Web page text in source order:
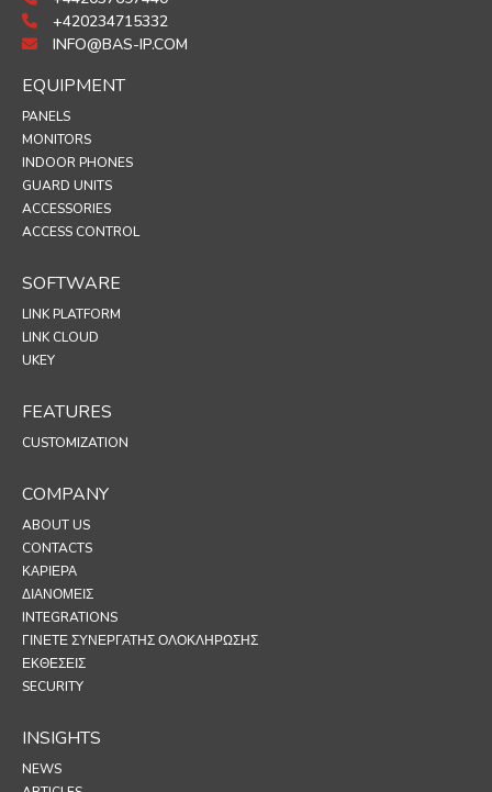
+420234715332
INFO@BAS-IP.COM
EQUIPMENT
PANELS
MONITORS
INDOOR PHONES
GUARD UNITS
ACCESSORIES
ACCESS CONTROL
SOFTWARE
LINK PLATFORM
LINK CLOUD
UKEY
FEATURES
CUSTOMIZATION
COMPANY
ABOUT US
CONTACTS
ΚΑΡΙΈΡΑ
ΔΙΑΝΟΜΕΊΣ
INTEGRATIONS
ΓΊΝΕΤΕ ΣΥΝΕΡΓΆΤΗΣ ΟΛΟΚΛΉΡΩΣΗΣ
ΕΚΘΕΣΕΙΣ
SECURITY
INSIGHTS
NEWS